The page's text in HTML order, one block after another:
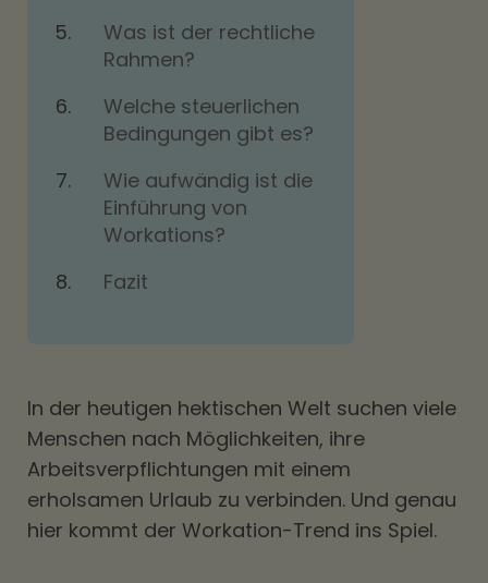
Was ist der rechtliche
Rahmen?
Welche steuerlichen
Bedingungen gibt es?
Wie aufwändig ist die
Einführung von
Workations?
Fazit
In der heutigen hektischen Welt suchen viele
Menschen nach Möglichkeiten, ihre
Arbeitsverpflichtungen mit einem
erholsamen Urlaub zu verbinden. Und genau
hier kommt der Workation-Trend ins Spiel.